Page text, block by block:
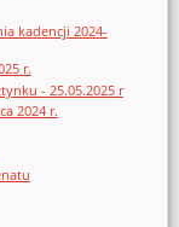
kadencji 2024-
r.
- 25.05.2025 r
2024 r.